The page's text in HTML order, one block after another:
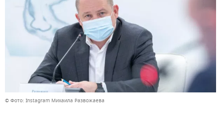
© Фото: Instagram Михаила Развожаева